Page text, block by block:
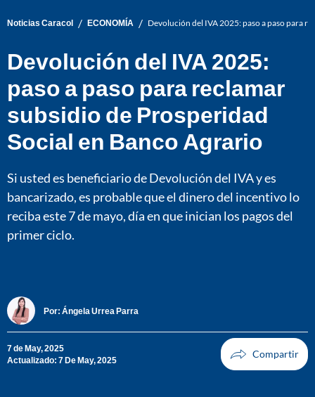
Noticias Caracol / ECONOMÍA / Devolución del IVA 2025: paso a paso para
Devolución del IVA 2025:
paso a paso para reclamar
subsidio de Prosperidad
Social en Banco Agrario
Si usted es beneficiario de Devolución del IVA y es
bancarizado, es probable que el dinero del incentivo lo
reciba este 7 de mayo, día en que inician los pagos del
primer ciclo.
Por: Ángela Urrea Parra
7 de May, 2025
Actualizado: 7 De May, 2025